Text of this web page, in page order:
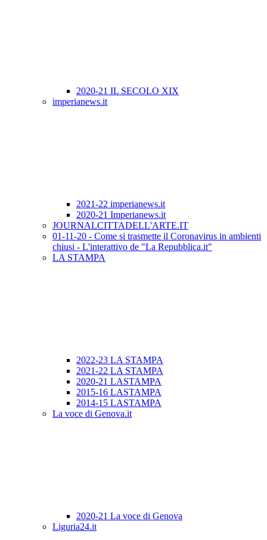
2020-21 IL SECOLO XIX
imperianews.it
2021-22 imperianews.it
2020-21 Imperianews.it
JOURNALCITTADELL'ARTE.IT
01-11-20 - Come si trasmette il Coronavirus in ambienti
chiusi - L'interattivo de "La Repubblica.it"
LA STAMPA
2022-23 LA STAMPA
2021-22 LA STAMPA
2020-21 LASTAMPA
2015-16 LASTAMPA
2014-15 LASTAMPA
La voce di Genova.it
2020-21 La voce di Genova
Liguria24.it